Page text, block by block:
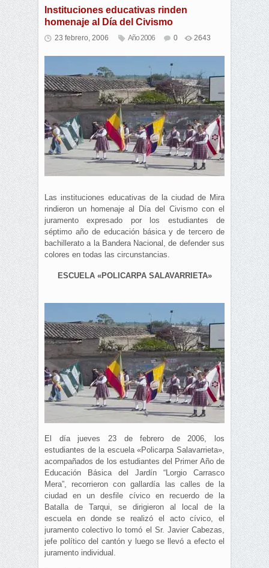
Instituciones educativas rinden
homenaje al Día del Civismo
23 febrero, 2006 Año 2006 0 2643
Las instituciones educativas de la ciudad de Mira
rindieron un homenaje al Día del Civismo con el
juramento expresado por los estudiantes de
séptimo año de educación básica y de tercero de
bachillerato a la Bandera Nacional, de defender sus
colores en todas las circunstancias.
ESCUELA «POLICARPA SALAVARRIETA»
El día jueves 23 de febrero de 2006, los
estudiantes de la escuela «Policarpa Salavarrieta»,
acompañados de los estudiantes del Primer Año de
Educación Básica del Jardín “Lorgio Carrasco
Mera”, recorrieron con gallardía las calles de la
ciudad en un desfile cívico en recuerdo de la
Batalla de Tarqui, se dirigieron al local de la
escuela en donde se realizó el acto cívico, el
juramento colectivo lo tomó el Sr. Javier Cabezas,
jefe político del cantón y luego se llevó a efecto el
juramento individual.